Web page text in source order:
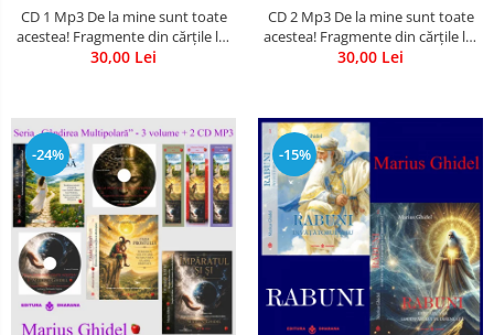
Literatura
Psihologie
Stiinta
CD 1 Mp3 De la mine sunt toate
acestea! Fragmente din cărțile lui
Marius Ghidel
30,00 Lei
CD 2 Mp3 De la mine sunt toate
acestea! Fragmente din cărțile lui
Marius Ghidel
30,00 Lei
-24% -15%